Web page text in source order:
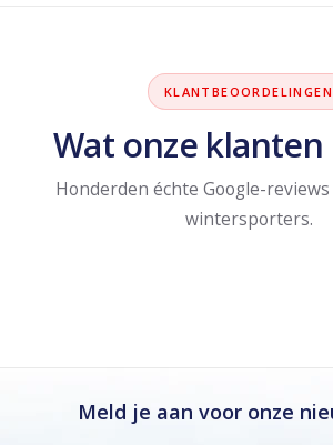
KLANTBEOORDELINGEN
Wat onze klanten
Honderden échte Google-
wintersporters.
Meld je aan voor onze